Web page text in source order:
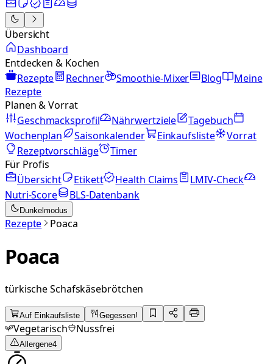
Übersicht
Dashboard
Entdecken & Kochen
Rezepte
Rechner Smoothie-Mixer Blog
Meine
Rezepte
Planen & Vorrat
Geschmacksprofil
Nährwertziele
Tagebuch
Wochenplan
Saisonkalender Einkaufsliste
Vorrat
Rezeptvorschläge
Timer
Für Profis
Übersicht
Etikett Health Claims
LMIV-Check
Nutri-Score
BLS-Datenbank
Dunkelmodus
Rezepte Poaca
Poaca
türkische Schafskäsebrötchen
Auf Einkaufsliste Gegessen!
Vegetarisch Nussfrei
Allergene4